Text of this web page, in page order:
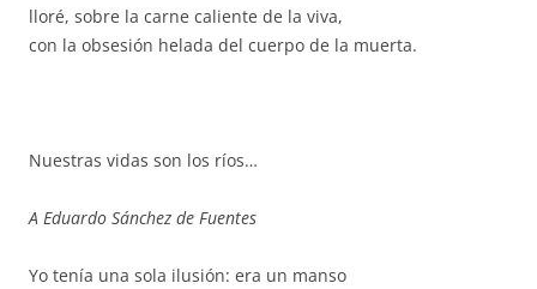
lloré, sobre la carne caliente de la viva,
con la obsesión helada del cuerpo de la muerta.
Nuestras vidas son los ríos…
A Eduardo Sánchez de Fuentes
Yo tenía una sola ilusión: era un manso